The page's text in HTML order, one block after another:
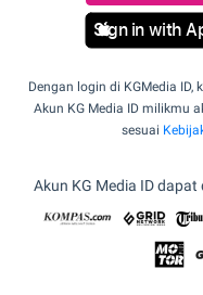
Sign in with
Dengan login di KGMedia
Akun KG Media ID milikmu
sesuai
Akun KG Media ID